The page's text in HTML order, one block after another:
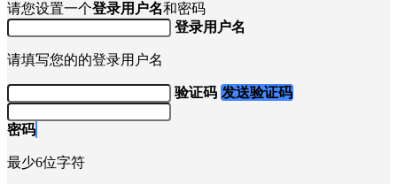
请您设置一个登录用户名和密码
登录用户名
请填写您的的登录用户名
验证码 发送验证码
密码
最少6位字符